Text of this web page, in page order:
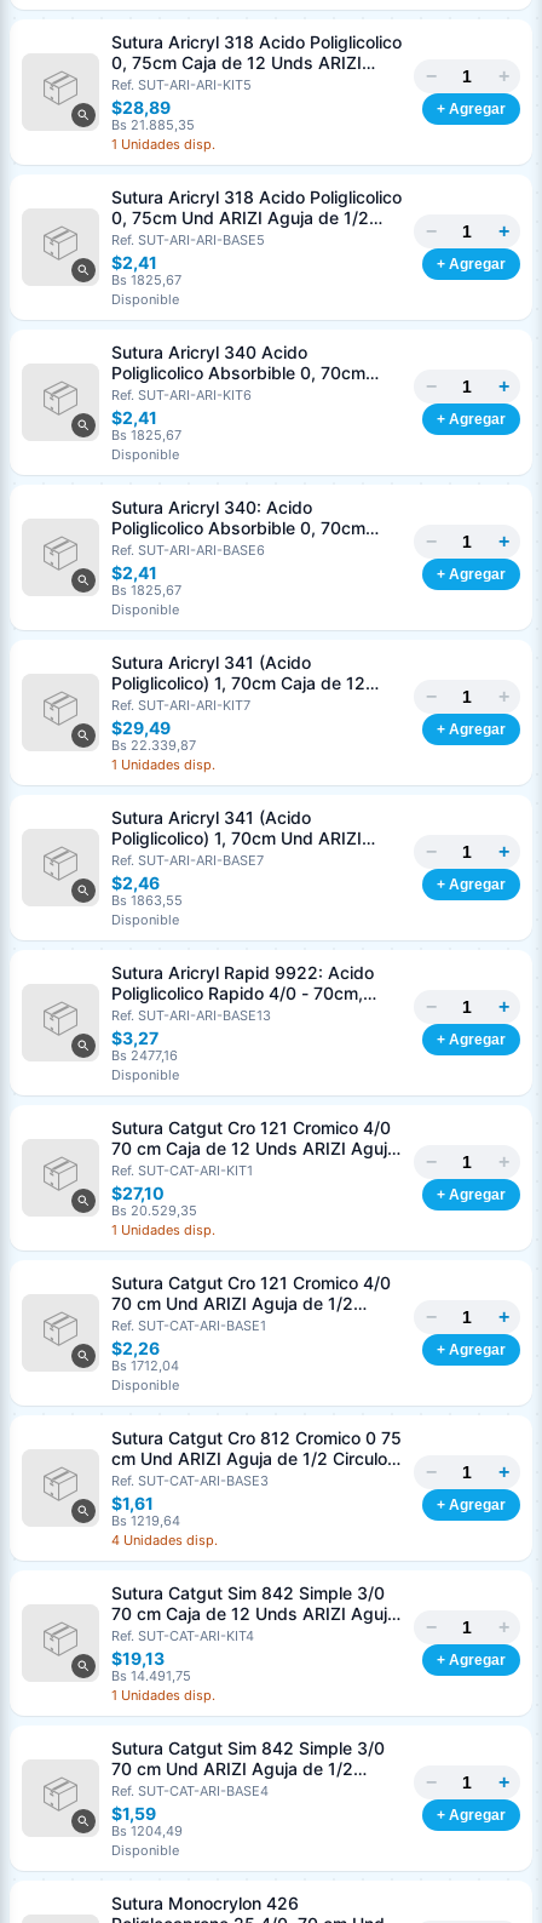
Sutura Aricryl 318 Acido Poliglicolico
0, 75cm Caja de 12 Unds ARIZI
Aguja de 1/2 Punta Cónica 26mm
Ref. SUT-ARI-ARI-KIT5
$28,89
Bs 21.885,35
1 Unidades disp.
− +
+ Agregar
Sutura Aricryl 318 Acido Poliglicolico
0, 75cm Und ARIZI Aguja de 1/2
Punta Cónica 26mm
Ref. SUT-ARI-ARI-BASE5
$2,41
Bs 1825,67
Disponible
− +
+ Agregar
Sutura Aricryl 340 Acido
Poliglicolico Absorbible 0, 70cm
Caja de 12 Unds ARIZI Aguja de 1/2
Punta Cónica 36mm
Ref. SUT-ARI-ARI-KIT6
$2,41
Bs 1825,67
Disponible
− +
+ Agregar
Sutura Aricryl 340: Acido
Poliglicolico Absorbible 0, 70cm
Und ARIZI Aguja de 1/2 Punta
Cónica 36mm
Ref. SUT-ARI-ARI-BASE6
$2,41
Bs 1825,67
Disponible
− +
+ Agregar
Sutura Aricryl 341 (Acido
Poliglicolico) 1, 70cm Caja de 12
Unds ARIZI Aguja de 1/2 Circulo
Punta Conica 36mm
Ref. SUT-ARI-ARI-KIT7
$29,49
Bs 22.339,87
1 Unidades disp.
− +
+ Agregar
Sutura Aricryl 341 (Acido
Poliglicolico) 1, 70cm Und ARIZI
Aguja de 1/2 Circulo Punta Conica
36mm
Ref. SUT-ARI-ARI-BASE7
$2,46
Bs 1863,55
Disponible
− +
+ Agregar
Sutura Aricryl Rapid 9922: Acido
Poliglicolico Rapido 4/0 - 70cm,
aguja de 3/8 Corte Inverso 19mm
Und ARIZI Absorbible
Ref. SUT-ARI-ARI-BASE13
$3,27
Bs 2477,16
Disponible
− +
+ Agregar
Sutura Catgut Cro 121 Cromico 4/0
70 cm Caja de 12 Unds ARIZI Aguja
de 1/2 Circulo Punta Conica 26 mm
Ref. SUT-CAT-ARI-KIT1
$27,10
Bs 20.529,35
1 Unidades disp.
− +
+ Agregar
Sutura Catgut Cro 121 Cromico 4/0
70 cm Und ARIZI Aguja de 1/2
Circulo Punta Conica 26 mm
Ref. SUT-CAT-ARI-BASE1
$2,26
Bs 1712,04
Disponible
− +
+ Agregar
Sutura Catgut Cro 812 Cromico 0 75
cm Und ARIZI Aguja de 1/2 Circulo
Punta Conica 37 mm
Ref. SUT-CAT-ARI-BASE3
$1,61
Bs 1219,64
4 Unidades disp.
− +
+ Agregar
Sutura Catgut Sim 842 Simple 3/0
70 cm Caja de 12 Unds ARIZI Aguja
de 1/2 Circulo Punta Conica 36 mm
Ref. SUT-CAT-ARI-KIT4
$19,13
Bs 14.491,75
1 Unidades disp.
− +
+ Agregar
Sutura Catgut Sim 842 Simple 3/0
70 cm Und ARIZI Aguja de 1/2
Circulo Punta Conica 36 mm
Ref. SUT-CAT-ARI-BASE4
$1,59
Bs 1204,49
Disponible
− +
+ Agregar
Sutura Monocrylon 426